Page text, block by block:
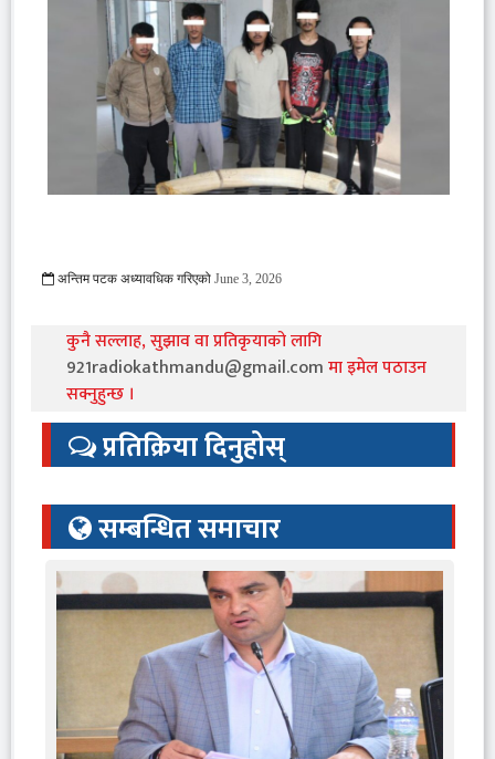
अन्तिम पटक अध्यावधिक गरिएको June 3, 2026
कुनै सल्लाह, सुझाव वा प्रतिकृयाको लागि
921radiokathmandu@gmail.comमा इमेल पठाउन
सक्नुहुन्छ ।
प्रतिक्रिया दिनुहोस्
सम्बन्धित समाचार